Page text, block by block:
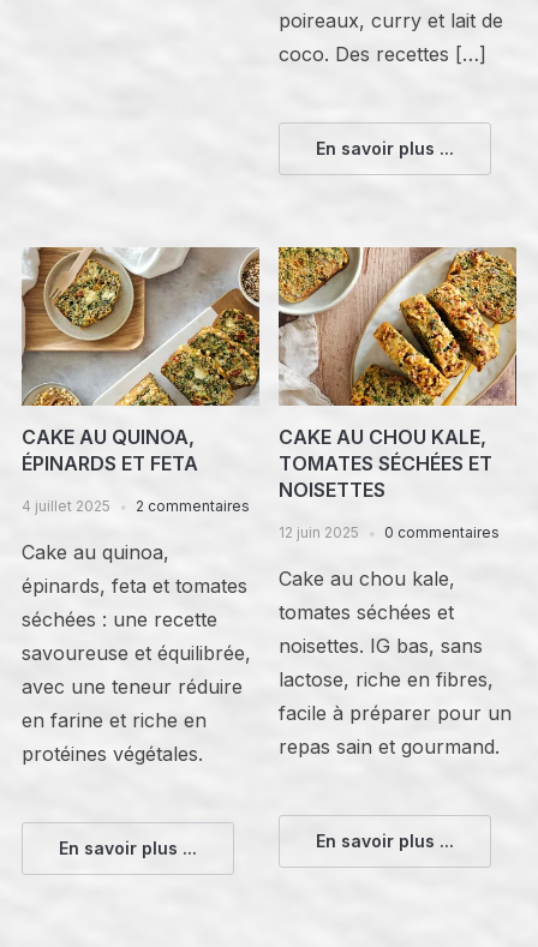
poireaux, curry et lait de
coco. Des recettes […]
En savoir plus ...
CAKE AU QUINOA,
ÉPINARDS ET FETA
4 juillet 2025 2 commentaires
Cake au quinoa,
épinards, feta et tomates
séchées : une recette
savoureuse et équilibrée,
avec une teneur réduire
en farine et riche en
protéines végétales.
En savoir plus ...
CAKE AU CHOU KALE,
TOMATES SÉCHÉES ET
NOISETTES
12 juin 2025 0 commentaires
Cake au chou kale,
tomates séchées et
noisettes. IG bas, sans
lactose, riche en fibres,
facile à préparer pour un
repas sain et gourmand.
En savoir plus ...